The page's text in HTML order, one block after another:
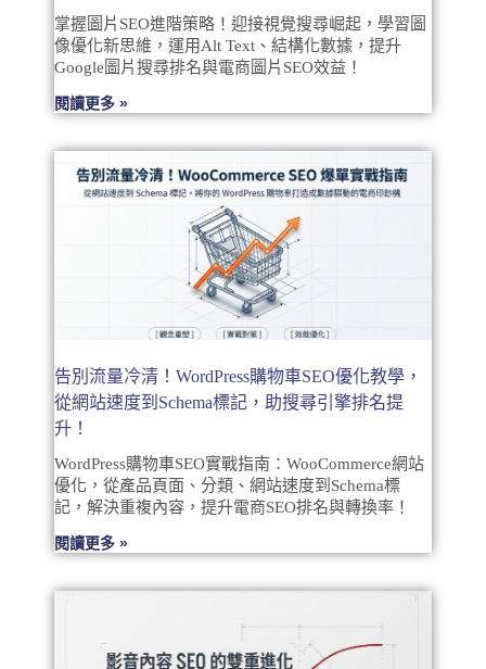
掌握圖片SEO進階策略！迎接視覺搜尋崛起，學習圖
像優化新思維，運用Alt Text、結構化數據，提升
Google圖片搜尋排名與電商圖片SEO效益！
閱讀更多 »
告別流量冷清！WordPress購物車SEO優化教學，
從網站速度到Schema標記，助搜尋引擎排名提
升！
WordPress購物車SEO實戰指南：WooCommerce網站
優化，從產品頁面、分類、網站速度到Schema標
記，解決重複內容，提升電商SEO排名與轉換率！
閱讀更多 »